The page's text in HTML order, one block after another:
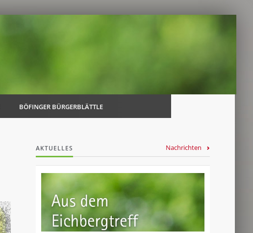
BÖFINGER BÜRGERBLÄTTLE
AKTUELLES Nachrichten